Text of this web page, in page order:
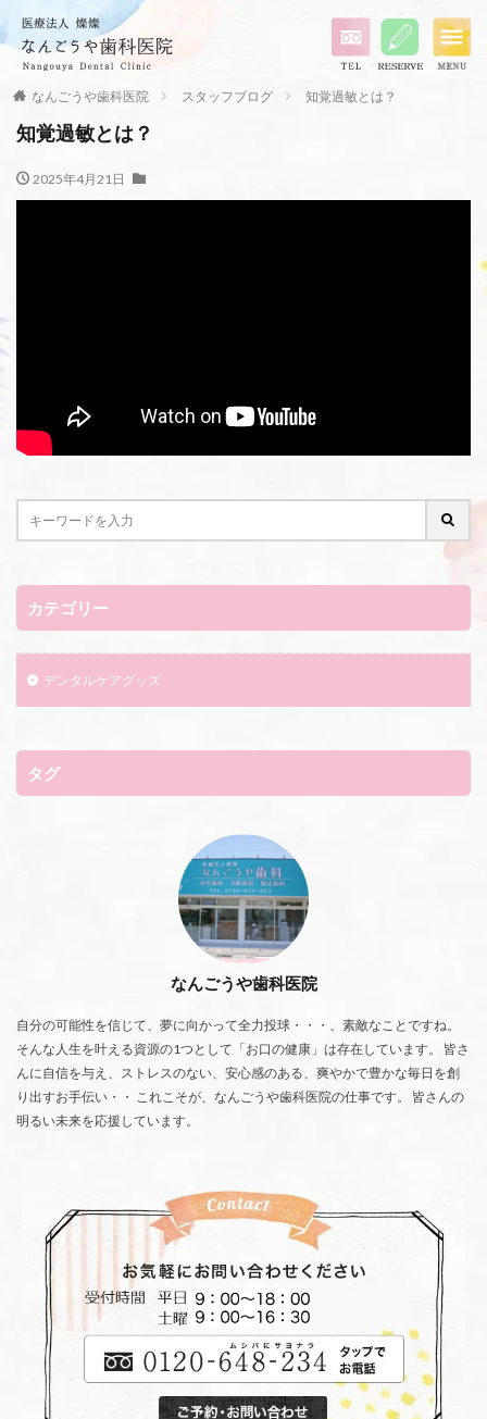
なんごうや歯科医院 スタッフブログ 知覚過敏とは？
知覚過敏とは？
2025年4月21日
カテゴリー
デンタルケアグッズ
タグ
なんごうや歯科医院
自分の可能性を信じて、夢に向かって全力投球・・・、素敵なことですね。
そんな人生を叶える資源の1つとして「お口の健康」は存在しています。 皆さ
んに自信を与え、ストレスのない、安心感のある、爽やかで豊かな毎日を創
り出すお手伝い・・ これこそが、なんごうや歯科医院の仕事です。 皆さんの
明るい未来を応援しています。